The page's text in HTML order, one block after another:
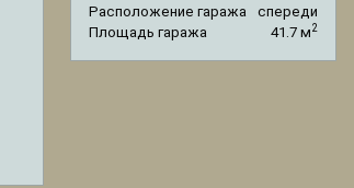
Расположение гаража
спереди
Площадь гаража
41.7 м2